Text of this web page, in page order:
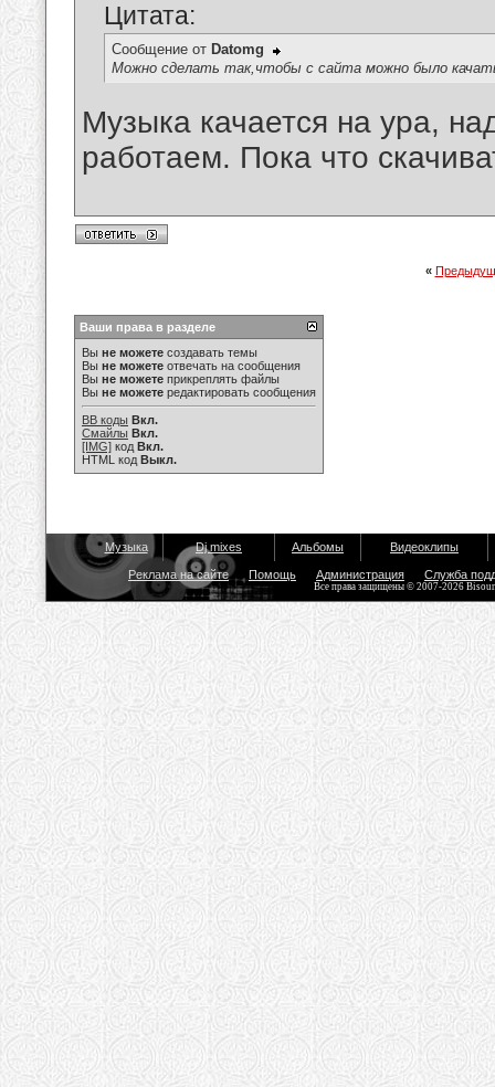
Цитата:
Сообщение от Datomg
Можно сделать так,чтобы с сайта можно было
Музыка качается на ура,
работаем. Пока что
«
Ваши права в разделе
Вы не можете создавать темы
Вы не можете отвечать на сообщения
Вы не можете прикреплять файлы
Вы не можете редактировать сообщения
BB коды Вкл.
Смайлы Вкл.
[IMG] код Вкл.
HTML код Выкл.
Музыка Dj mixes Альбомы Видеоклипы
Реклама на сайте Помощь Администрация Служба
Все права защищены © 2007-2026